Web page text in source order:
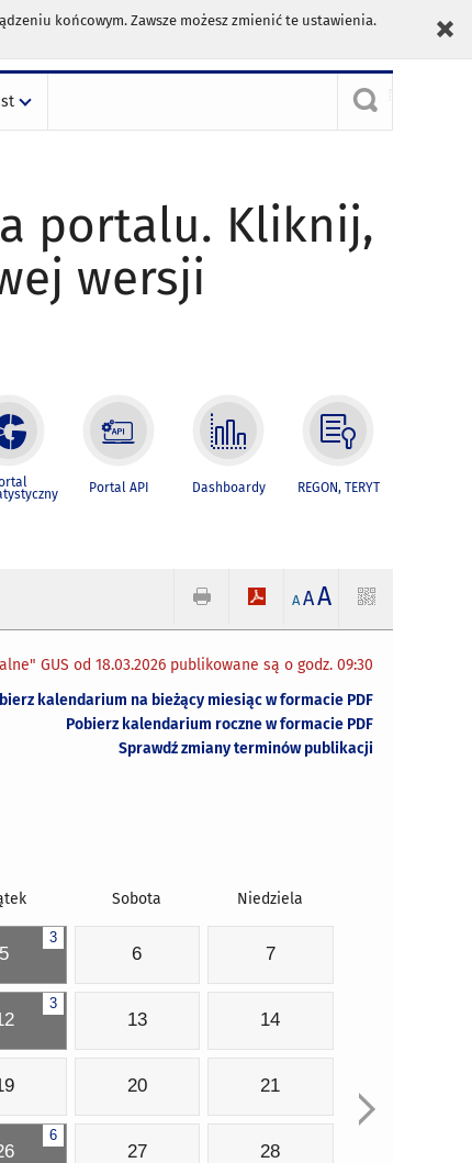
końcowym. Zawsze możesz zmienić te ustawienia.
portalu. Kliknij,
wersji
Portal API Dashboardy REGON, TERYT
A AA
GUS od 18.03.2026 publikowane są o godz. 09:30
kalendarium na bieżący miesiąc w formacie PDF
Pobierz kalendarium roczne w formacie PDF
Sprawdź zmiany terminów publikacji
Sobota Niedziela
3
5 6 7
3
13 14
20 21
6
27 28